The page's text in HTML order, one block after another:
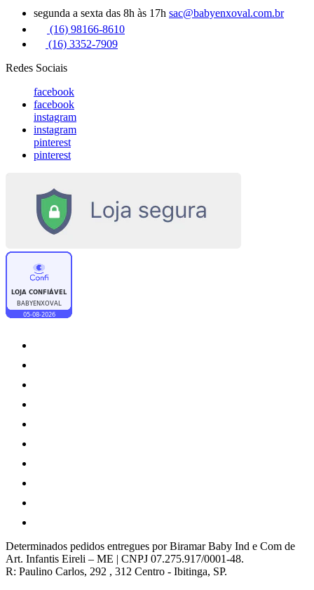
segunda a sexta das 8h às 17h sac@babyenxoval.com.br
(16) 98166-8610
(16) 3352-7909
Redes Sociais
facebook
facebook
instagram
instagram
pinterest
pinterest
Determinados pedidos entregues por Biramar Baby Ind e Com de
Art. Infantis Eireli – ME | CNPJ 07.275.917/0001-48.
R: Paulino Carlos, 292 , 312 Centro - Ibitinga, SP.